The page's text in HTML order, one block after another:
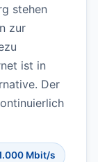
stehen
zur
ist in
Der
Mbit/s